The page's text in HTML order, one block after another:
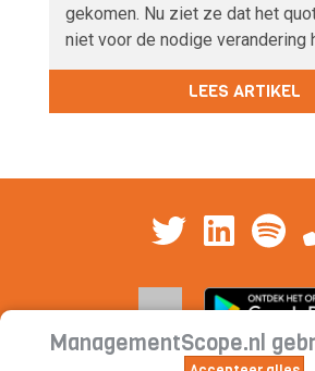
gekomen. Nu ziet ze dat het
niet voor de nodige verandering
LEES ARTIKEL
ManagementScope.nl